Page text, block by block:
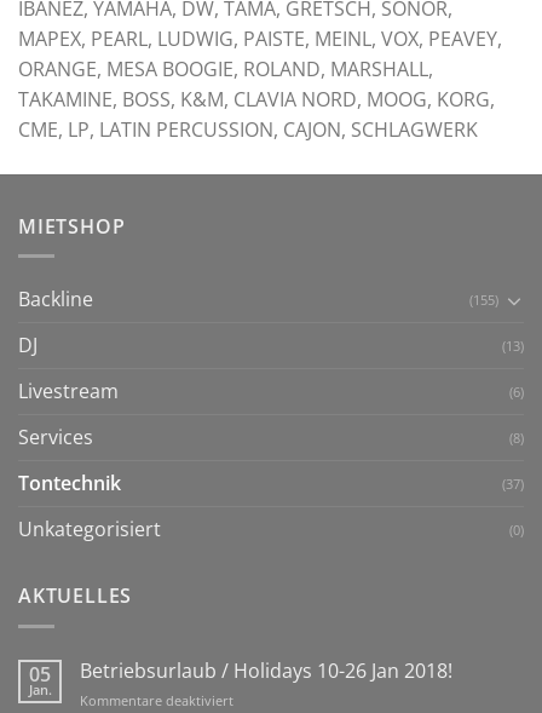
IBANEZ, YAMAHA, DW, TAMA, GRETSCH, SONOR,
MAPEX, PEARL, LUDWIG, PAISTE, MEINL, VOX, PEAVEY,
ORANGE, MESA BOOGIE, ROLAND, MARSHALL,
TAKAMINE, BOSS, K&M, CLAVIA NORD, MOOG, KORG,
CME, LP, LATIN PERCUSSION, CAJON, SCHLAGWERK
MIETSHOP
Backline (155)
DJ (13)
Livestream (6)
Services (8)
Tontechnik (37)
Unkategorisiert (0)
AKTUELLES
05
Jan.
Betriebsurlaub / Holidays 10-26 Jan 2018!
Kommentare deaktiviertfür